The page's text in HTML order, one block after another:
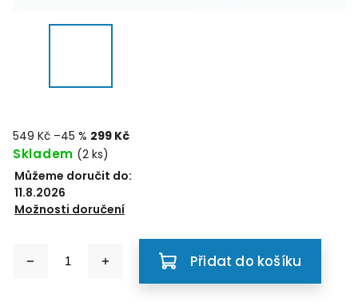
549 Kč –45 % 299 Kč
Skladem (2 ks)
Můžeme doručit do:
11.8.2026
Možnosti doručení
Přidat do košíku